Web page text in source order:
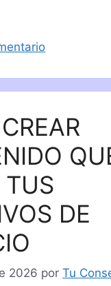
TUS
DE
2026 por Tu